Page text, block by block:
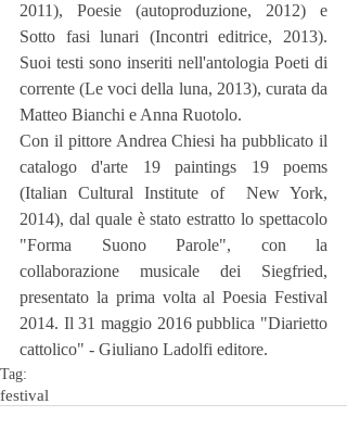
2011), Poesie (autoproduzione, 2012) e
Sotto fasi lunari (Incontri editrice, 2013).
Suoi testi sono inseriti nell'antologia Poeti di
corrente (Le voci della luna, 2013), curata da
Matteo Bianchi e Anna Ruotolo.
Con il pittore Andrea Chiesi ha pubblicato il
catalogo d'arte 19 paintings 19 poems
(Italian Cultural Institute of  New York,
2014), dal quale è stato estratto lo spettacolo
"Forma Suono Parole", con la
collaborazione musicale dei Siegfried,
presentato la prima volta al Poesia Festival
2014. Il 31 maggio 2016 pubblica "Diarietto
cattolico" - Giuliano Ladolfi editore.
Tag:
festival